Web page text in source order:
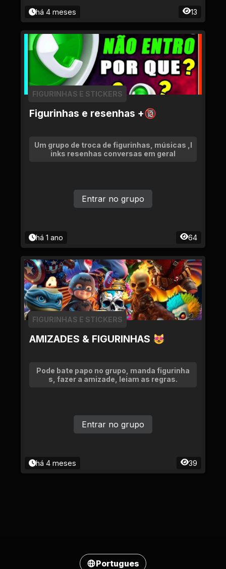
há 4 meses 13
Figurinhas e resenhas +🔞
FIGURINHAS E STICKERS
Um grupo de troca de figurinhas, músicas ,l
inks resenhas conversas em geral
há 1 ano 64
Entrar no grupo
AMIZADES & FIGURINHAS 😻
FIGURINHAS E STICKERS
Pode bate papo no grupo, manda figurinha
s, fazer a amizade, leiam as regras.
há 4 meses 39
Entrar no grupo
Portugues